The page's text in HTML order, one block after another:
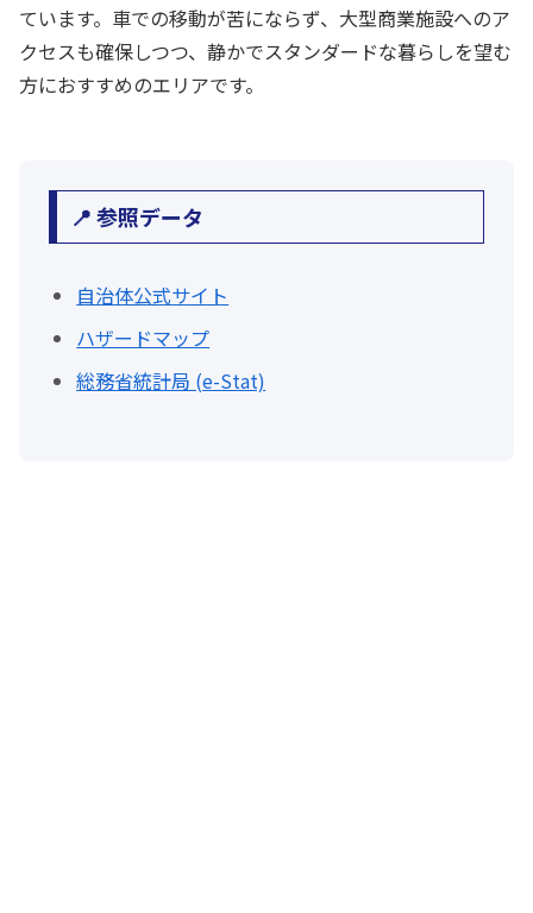
ています。車での移動が苦にならず、大型商業施設へのア
クセスも確保しつつ、静かでスタンダードな暮らしを望む
方におすすめのエリアです。
📍 参照データ
自治体公式サイト
ハザードマップ
総務省統計局 (e-Stat)